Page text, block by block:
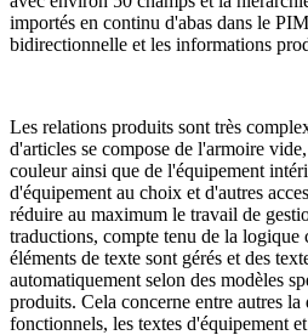
importés en continu d'abas dans le
bidirectionnelle et les informations
Les relations produits sont très
d'articles se compose de l'armoire
couleur ainsi que de l'équipement
d'équipement au choix et d'autres
réduire au maximum le travail de
traductions, compte tenu de la logique
éléments de texte sont gérés et des
automatiquement selon des modèles
produits. Cela concerne entre autres
fonctionnels, les textes d'équipement